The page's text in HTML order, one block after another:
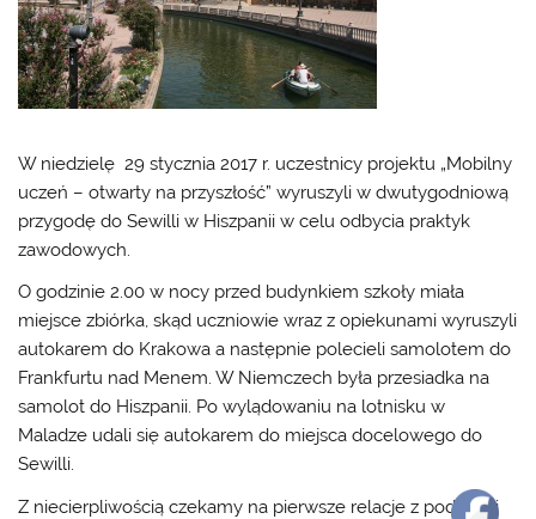
W niedzielę 29 stycznia 2017 r. uczestnicy projektu „Mobilny
uczeń – otwarty na przyszłość” wyruszyli w dwutygodniową
przygodę do Sewilli w Hiszpanii w celu odbycia praktyk
zawodowych.
O godzinie 2.00 w nocy przed budynkiem szkoły miała
miejsce zbiórka, skąd uczniowie wraz z opiekunami wyruszyli
autokarem do Krakowa a następnie polecieli samolotem do
Frankfurtu nad Menem. W Niemczech była przesiadka na
samolot do Hiszpanii. Po wylądowaniu na lotnisku w
Maladze udali się autokarem do miejsca docelowego do
Sewilli.
Z niecierpliwością czekamy na pierwsze relacje z podróży i